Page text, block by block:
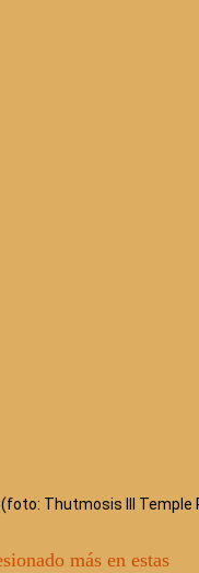
Thutmosis III Temple
más en estas